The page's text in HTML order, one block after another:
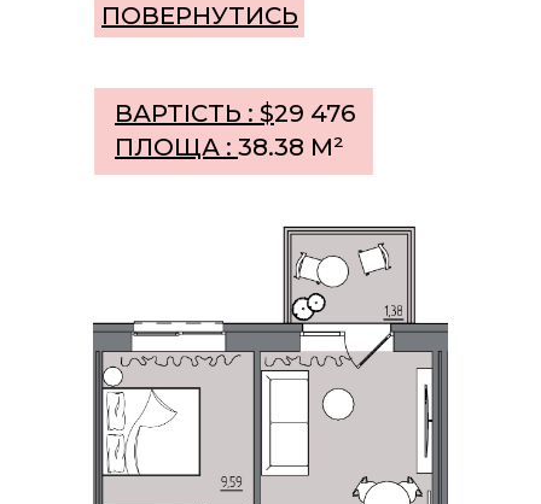
ПОВЕРНУТИСЬ
ВАРТІСТЬ : $29 476
ПЛОЩА : 38.38 М²